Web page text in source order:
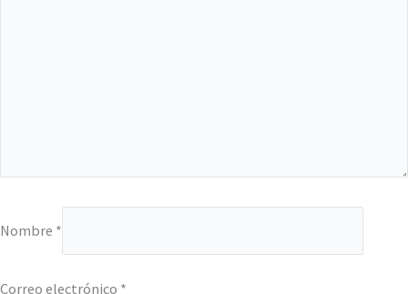
Nombre *
Correo electrónico *